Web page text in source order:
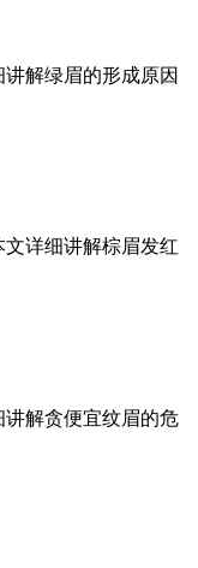
解绿眉的形成原因
详细讲解棕眉发红
解贪便宜纹眉的危